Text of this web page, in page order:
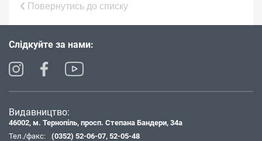
Повернутись до списку
Слідкуйте за нами:
Видавництво:
46002, м. Тернопіль, просп. Степана Бандери, 34а
Тел./факс:
(0352) 52-06-07, 52-05-48